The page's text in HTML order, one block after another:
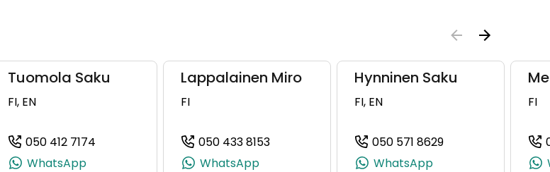
0504307136, +358 50 430 7136)
Tuomola Saku
FI, EN
050 412 7174
(+358504127174, 0504127174, +358 50 412 7174)
WhatsApp
Lappalainen Miro
FI
050 433 8153
(+358504338153, 0504338153, +358 50 433 8153)
WhatsApp
Hynninen Saku
FI, EN
050 571 8629
(+358505718629,
WhatsApp
FI